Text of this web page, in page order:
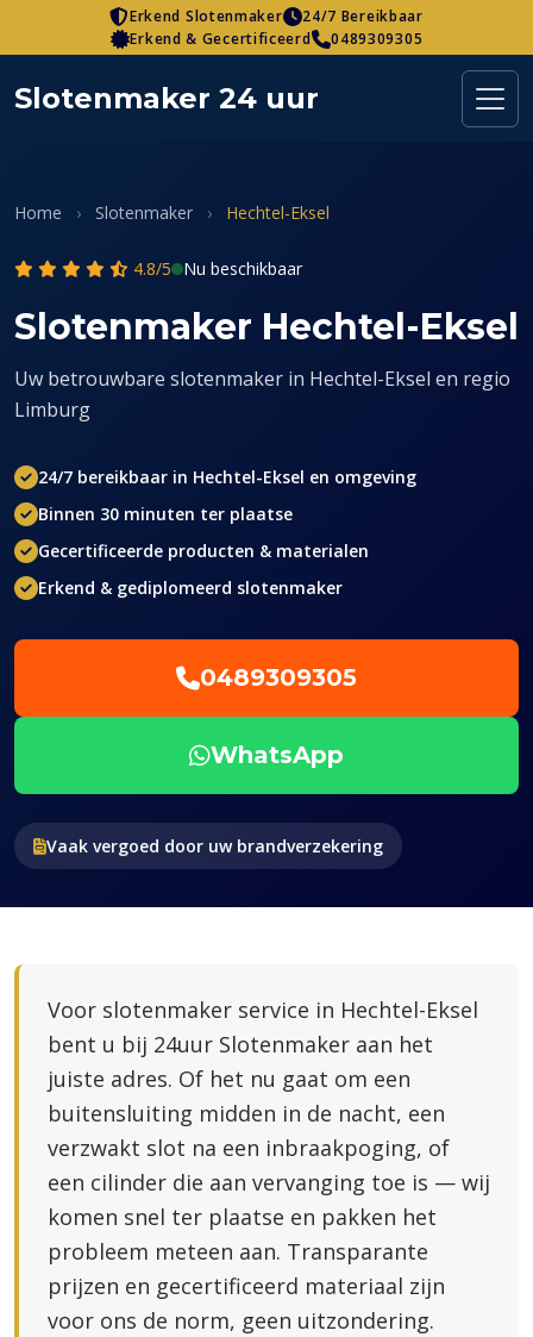
to
content
Erkend Slotenmaker
24/7 Bereikbaar
Erkend & Gecertificeerd
0489309305
Slotenmaker 24 uur
Home › Slotenmaker › Hechtel-Eksel
4.8/5 Nu beschikbaar
Slotenmaker Hechtel-Eksel
Uw betrouwbare slotenmaker in Hechtel-Eksel en regio
Limburg
24/7 bereikbaar in Hechtel-Eksel en omgeving
Binnen 30 minuten ter plaatse
Gecertificeerde producten & materialen
Erkend & gediplomeerd slotenmaker
0489309305
WhatsApp
Vaak vergoed door uw brandverzekering
Voor slotenmaker service in Hechtel-Eksel
bent u bij 24uur Slotenmaker aan het
juiste adres. Of het nu gaat om een
buitensluiting midden in de nacht, een
verzwakt slot na een inbraakpoging, of
een cilinder die aan vervanging toe is — wij
komen snel ter plaatse en pakken het
probleem meteen aan. Transparante
prijzen en gecertificeerd materiaal zijn
voor ons de norm, geen uitzondering.